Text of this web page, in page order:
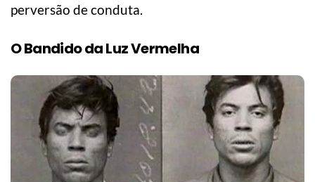
perversão de conduta.
O Bandido da Luz Vermelha